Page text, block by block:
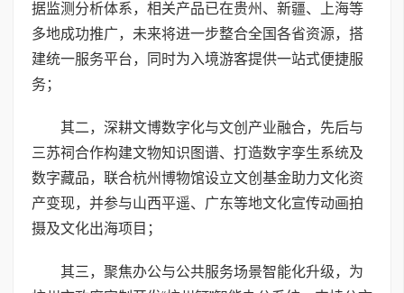
据监测分析体系，相关产品已在贵州、新疆、上海等
多地成功推广，未来将进一步整合全国各省资源，搭
建统一服务平台，同时为入境游客提供一站式便捷服
务；
其二，深耕文博数字化与文创产业融合，先后与
三苏祠合作构建文物知识图谱、打造数字孪生系统及
数字藏品，联合杭州博物馆设立文创基金助力文化资
产变现，并参与山西平遥、广东等地文化宣传动画拍
摄及文化出海项目；
其三，聚焦办公与公共服务场景智能化升级，为